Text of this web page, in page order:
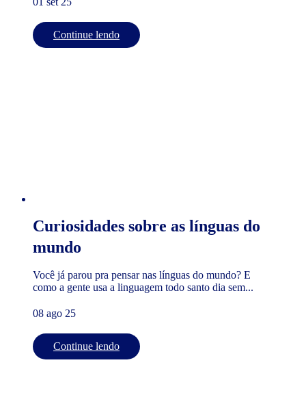
Continue lendo
Curiosidades sobre as línguas do
mundo
Você já parou pra pensar nas línguas do mundo? E
como a gente usa a linguagem todo santo dia sem...
08 ago 25
Continue lendo